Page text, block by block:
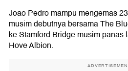
Joao Pedro mampu mengemas 23
musim debutnya bersama The
ke Stamford Bridge musim panas
Hove Albion.